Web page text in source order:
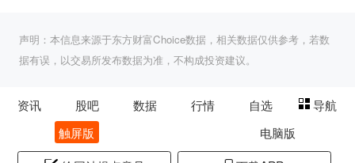
声明：本信息来源于东方财富Choice数据，相关数据仅供参考，若数
据有误，以交易所发布数据为准，不构成投资建议。
资讯 股吧 数据 行情 自选
导航
触屏版
电脑版